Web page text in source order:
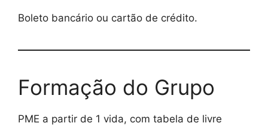
Boleto bancário ou cartão de crédito.
Formação do Grupo
PME a partir de 1 vida, com tabela de livre